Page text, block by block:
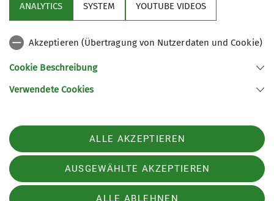
MTB-Gruppe
ANALYTICS SYSTEM YOUTUBE VIDEOS
Akzeptieren (Übertragung von Nutzerdaten und Cookie)
Cookie Beschreibung
Verwendete Cookies
ALLE AKZEPTIEREN
AUSGEWÄHLTE AKZEPTIEREN
ALLE ABLEHNEN